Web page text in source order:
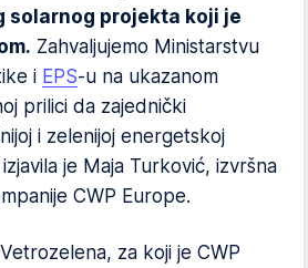
solarnog projekta koji je
Zahvaljujemo Ministarstvu
i EPS-u na ukazanom
prilici da zajednički
i zelenijoj energetskoj
je Maja Turković, izvršna
CWP Europe.
za koji je CWP